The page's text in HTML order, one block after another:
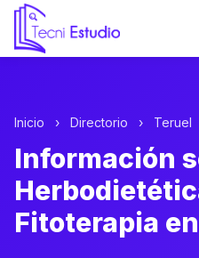
Ir a la página de inicio de
Inicio › Directorio › Teruel
Información
Fitoterapia